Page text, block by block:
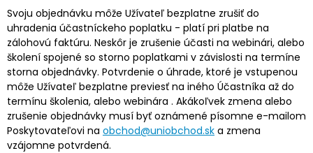
Svoju objednávku môže Užívateľ bezplatne zrušiť do
uhradenia účastníckeho poplatku - platí pri platbe na
zálohovú faktúru. Neskôr je zrušenie účasti na webinári, alebo
školení spojené so storno poplatkami v závislosti na termíne
storna objednávky. Potvrdenie o úhrade, ktoré je vstupenou
môže Užívateľ bezplatne previesť na iného Účastníka až do
termínu školenia, alebo webinára . Akákoľvek zmena alebo
zrušenie objednávky musí byť oznámené písomne e-mailom
Poskytovateľovi na obchod@uniobchod.sk a zmena
vzájomne potvrdená.